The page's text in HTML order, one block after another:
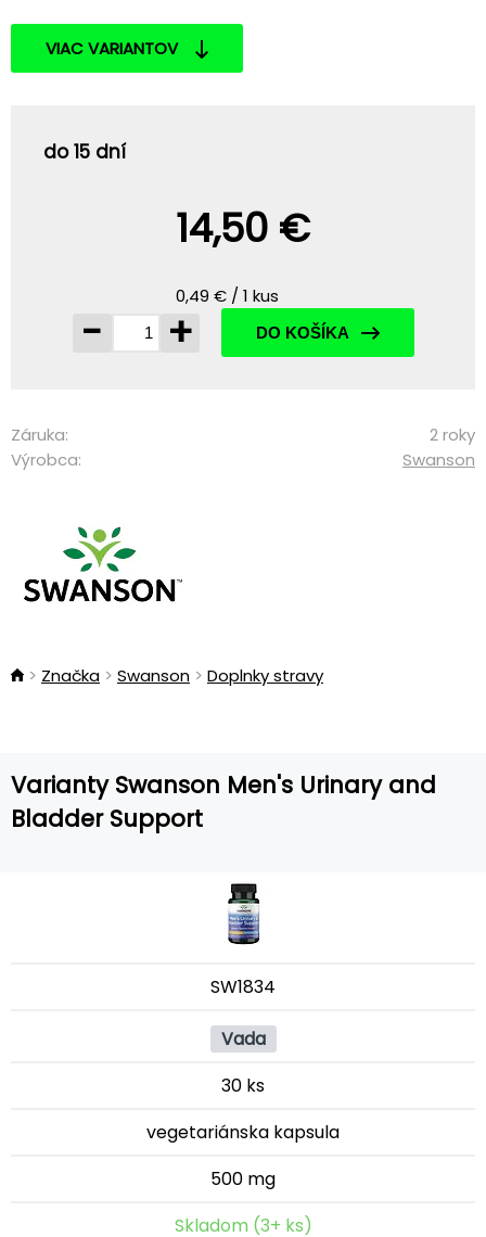
VIAC VARIANTOV
do 15 dní
14,50 €
0,49 € / 1 kus
- + DO KOŠÍKA
Záruka:
2 roky
Výrobca:
Swanson
Značka Swanson Doplnky stravy
Varianty Swanson Men's Urinary and
Bladder Support
SW1834
Vada
30 ks
vegetariánska kapsula
500 mg
Skladom (3+ ks)